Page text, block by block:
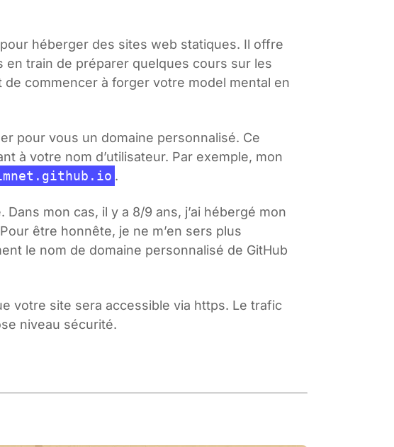
héberger des sites web statiques. Il offre
en train de préparer quelques cours sur les
commencer à forger votre model mental en
pour vous un domaine personnalisé. Ce
à votre nom d’utilisateur. Par exemple, mon
.
mon cas, il y a 8/9 ans, j’ai hébergé mon
être honnête, je ne m’en sers plus
le nom de domaine personnalisé de GitHub
votre site sera accessible via https. Le trafic
niveau sécurité.